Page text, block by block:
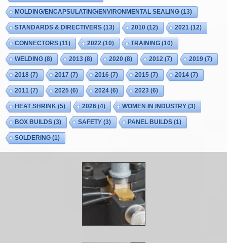
MOLDING/ENCAPSULATING/ENVIRONMENTAL SEALING (13)
STANDARDS & DIRECTIVERS (13) 2010 (12) 2021 (12)
CONNECTORS (11) 2022 (10) TRAINING (10)
WELDING (8) 2013 (8) 2020 (8) 2012 (7) 2019 (7)
2018 (7) 2017 (7) 2016 (7) 2015 (7) 2014 (7)
2011 (7) 2025 (6) 2024 (6) 2023 (6)
HEAT SHRINK (5) 2026 (4) WOMEN IN INDUSTRY(3)
BOX BUILDS (3) SAFETY(3) PANEL BUILDS (1)
SOLDERING (1)